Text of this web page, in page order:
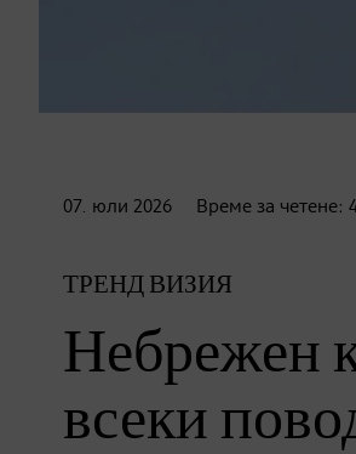
07. юли 2026 Време за четене:
ТРЕНД ВИЗИЯ
Небрежен
всеки